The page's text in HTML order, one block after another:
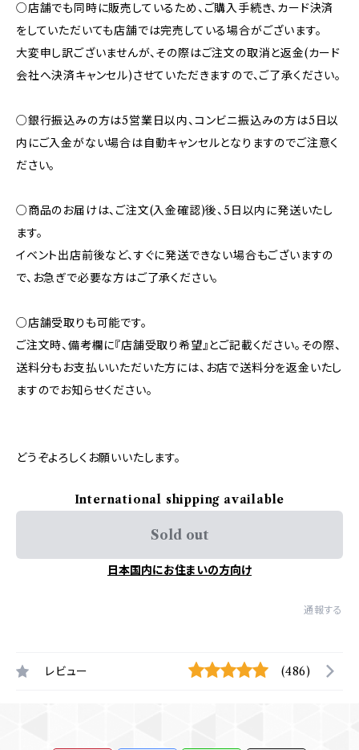
○店舗でも同時に販売しているため、ご購入手続き、カード決済
をしていただいても店舗では完売している場合がございます。
大変申し訳ございませんが、その際はご注文の取消と返金(カード
会社へ決済キャンセル)させていただきますので、ご了承ください。
○銀行振込みの方は5営業日以内、コンビニ振込みの方は5日以
内にご入金がない場合は自動キャンセルとなりますのでご注意く
ださい。
○商品のお届けは、ご注文(入金確認)後、5日以内に発送いたし
ます。
イベント出店前後など、すぐに発送できない場合もございますの
で、お急ぎで必要な方はご了承ください。
○店舗受取りも可能です。
ご注文時、備考欄に『店舗受取り希望』とご記載ください。その際、
送料分もお支払いいただいた方には、お店で送料分を返金いたし
ますのでお知らせください。
どうぞよろしくお願いいたします。
International shipping available
Sold out
日本国内にお住まいの方向け
通報する
レビュー (486)